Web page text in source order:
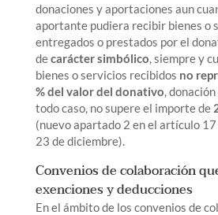
donaciones y aportaciones aun
aportante pudiera recibir bienes o
entregados o prestados por el
decarácter simbólico, siempre y
bienes o servicios recibidos no
% del valor del donativo,
todo caso, no supere el importe de
(nuevo apartado 2 en el artículo
23 de diciembre).
Convenios de colaboración
exenciones y deducciones
En el ámbito de los convenios de